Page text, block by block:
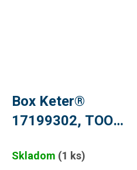
Box Keter®
17199302, TOOL
56x26x29, 3
Skladom (1 ks)